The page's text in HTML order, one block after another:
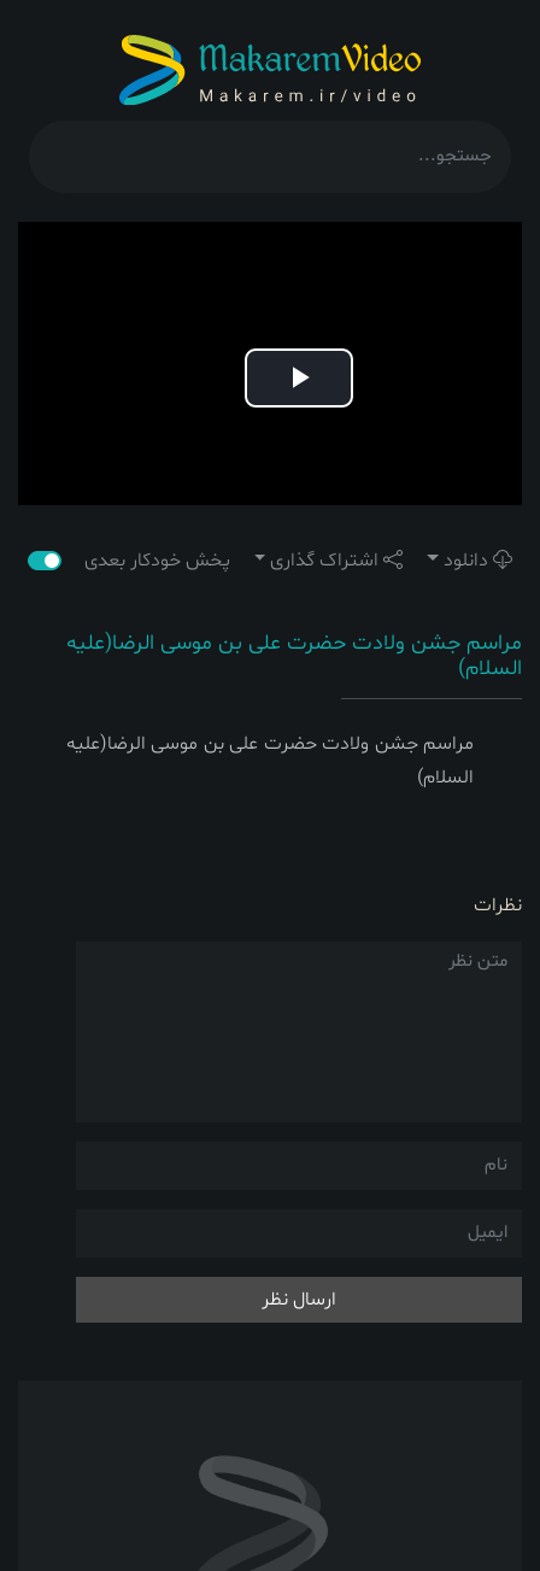
Play
دانلود اشتراک گذاری پخش خودکار بعدی
مراسم جشن ولادت حضرت علی بن موسی الرضا(علیه
السلام)
مراسم جشن ولادت حضرت علی بن موسی الرضا(علیه
السلام)
نظرات
ارسال نظر